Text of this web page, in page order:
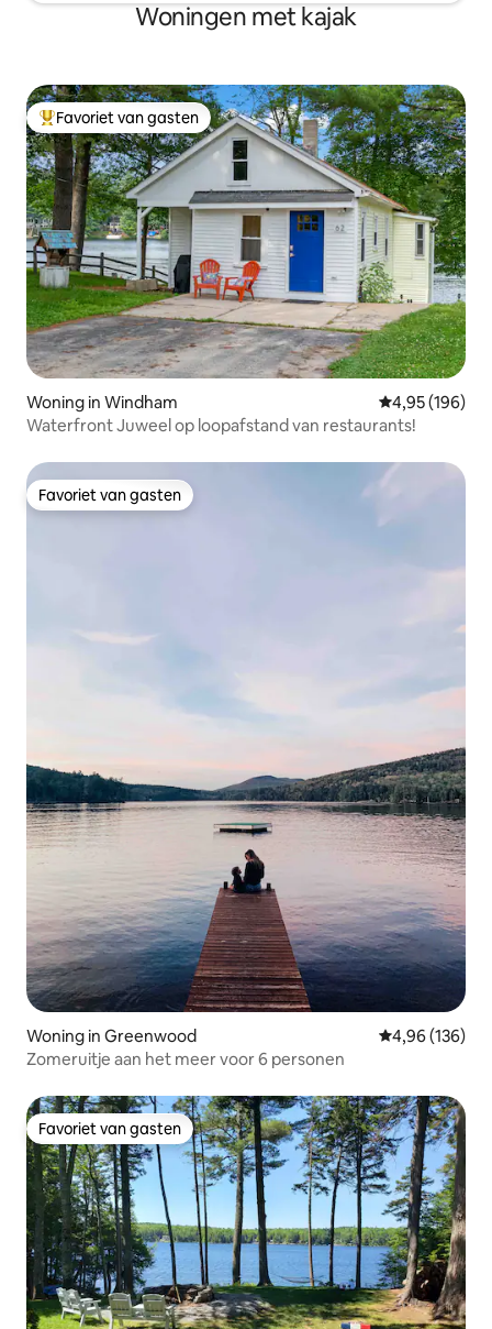
Woningen met kajak
Topfavoriet van gasten
Favoriet van gasten
Woning in Windham Gemiddelde
4,95 (196)
Waterfront Juweel op loopafstand van restaurants!
Favoriet van gasten
Favoriet van gasten
Woning in Greenwood Gemiddelde
4,96 (136)
Zomeruitje aan het meer voor 6 personen
Favoriet van gasten
Favoriet van gasten